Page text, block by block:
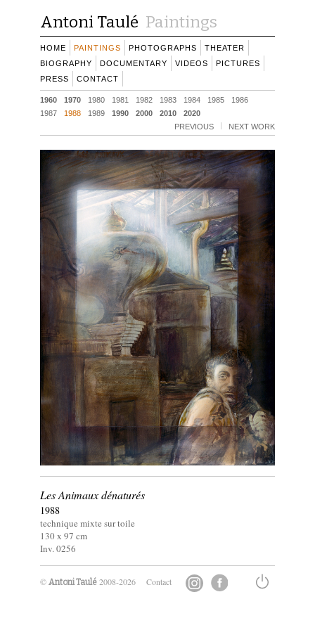
Antoni Taulé Paintings
HOME PAINTINGS PHOTOGRAPHS
THEATER
BIOGRAPHY
DOCUMENTARY VIDEOS
PICTURES
PRESS
CONTACT
1960 1970 1980 1981 1982 1983 1984 1985
1986
1987
1988 1989 1990 2000 2010
2020
PREVIOUS
NEXT WORK
Les Animaux dénaturés
1988
technique mixte sur toile
130 x 97 cm
Inv. 0256
© Antoni Taulé 2008-2026 Contact